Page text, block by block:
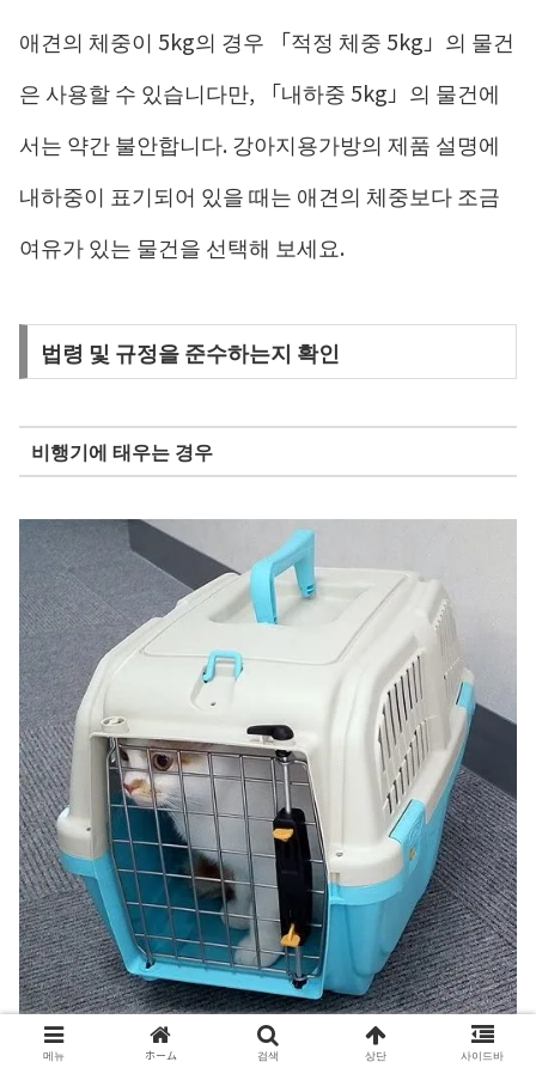
애견의 체중이 5kg의 경우 「적정 체중 5kg」의 물건
은 사용할 수 있습니다만, 「내하중 5kg」의 물건에
서는 약간 불안합니다. 강아지용가방의 제품 설명에
내하중이 표기되어 있을 때는 애견의 체중보다 조금
여유가 있는 물건을 선택해 보세요.
법령 및 규정을 준수하는지 확인
비행기에 태우는 경우
메뉴 ホーム 검색 상단 사이드바